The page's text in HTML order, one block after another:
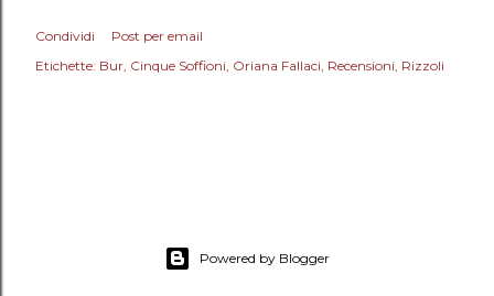
Condividi
Post per email
Etichette: Bur Cinque Soffioni Oriana Fallaci Recensioni Rizzoli
Powered by Blogger